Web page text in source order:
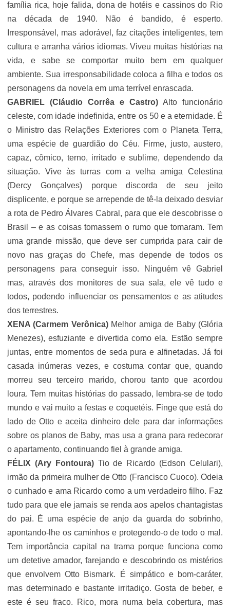
família rica, hoje falida, dona de hotéis e cassinos do Rio
na década de 1940. Não é bandido, é esperto.
Irresponsável, mas adorável, faz citações inteligentes, tem
cultura e arranha vários idiomas. Viveu muitas histórias na
vida, e sabe se comportar muito bem em qualquer
ambiente. Sua irresponsabilidade coloca a filha e todos os
personagens da novela em uma terrível enrascada.
GABRIEL (Cláudio Corrêa e Castro) Alto funcionário
celeste, com idade indefinida, entre os 50 e a eternidade. É
o Ministro das Relações Exteriores com o Planeta Terra,
uma espécie de guardião do Céu. Firme, justo, austero,
capaz, cômico, terno, irritado e sublime, dependendo da
situação. Vive às turras com a velha amiga Celestina
(Dercy Gonçalves) porque discorda de seu jeito
displicente, e porque se arrepende de tê-la deixado desviar
a rota de Pedro Álvares Cabral, para que ele descobrisse o
Brasil – e as coisas tomassem o rumo que tomaram. Tem
uma grande missão, que deve ser cumprida para cair de
novo nas graças do Chefe, mas depende de todos os
personagens para conseguir isso. Ninguém vê Gabriel
mas, através dos monitores de sua sala, ele vê tudo e
todos, podendo influenciar os pensamentos e as atitudes
dos terrestres.
XENA (Carmem Verônica)Melhor amiga de Baby (Glória
Menezes), esfuziante e divertida como ela. Estão sempre
juntas, entre momentos de seda pura e alfinetadas. Já foi
casada inúmeras vezes, e costuma contar que, quando
morreu seu terceiro marido, chorou tanto que acordou
loura. Tem muitas histórias do passado, lembra-se de todo
mundo e vai muito a festas e coquetéis. Finge que está do
lado de Otto e aceita dinheiro dele para dar informações
sobre os planos de Baby, mas usa a grana para redecorar
o apartamento, continuando fiel à grande amiga.
FÉLIX (Ary Fontoura)Tio de Ricardo (Edson Celulari),
irmão da primeira mulher de Otto (Francisco Cuoco). Odeia
o cunhado e ama Ricardo como a um verdadeiro filho. Faz
tudo para que ele jamais se renda aos apelos chantagistas
do pai. É uma espécie de anjo da guarda do sobrinho,
apontando-lhe os caminhos e protegendo-o de todo o mal.
Tem importância capital na trama porque funciona como
um detetive amador, farejando e descobrindo os mistérios
que envolvem Otto Bismark. É simpático e bom-caráter,
mas determinado e bastante irritadiço. Gosta de beber, e
este é seu fraco. Rico, mora numa bela cobertura, mas